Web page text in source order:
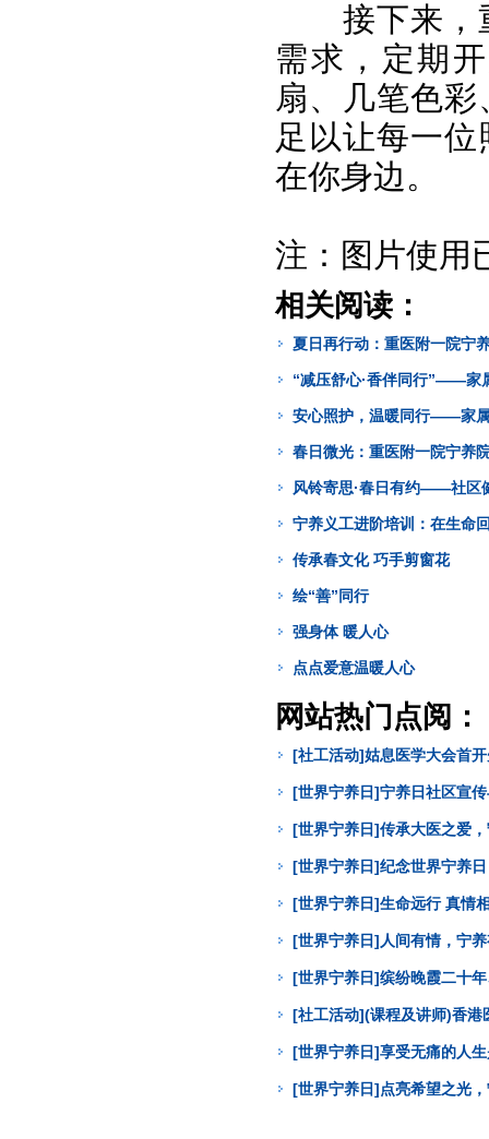
接下来，
需求，定期
扇、几笔色
足以让每一
在你身边。
注：图片使用
相关阅读：
夏日再行动：重医附一院宁
“减压舒心·香伴同行”——家
安心照护，温暖同行——家
春日微光：重医附一院宁养
风铃寄思·春日有约——社区
宁养义工进阶培训：在生命
传承春文化 巧手剪窗花
绘“善”同行
强身体 暖人心
点点爱意温暖人心
网站热门点阅：
[社工活动]姑息医学大会首
[世界宁养日]宁养日社区宣
[世界宁养日]传承大医之爱
[世界宁养日]纪念世界宁养
[世界宁养日]生命远行 真情
[世界宁养日]人间有情，宁
[世界宁养日]缤纷晚霞二十
[社工活动](课程及讲师)香
[世界宁养日]享受无痛的人
[世界宁养日]点亮希望之光